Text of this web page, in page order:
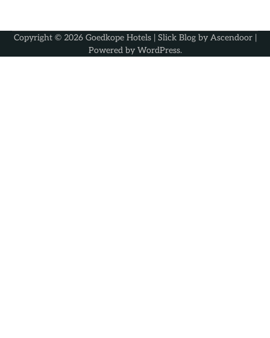
Copyright © 2026 Goedkope Hotels| Slick Blog by Ascendoor|
Powered by WordPress.